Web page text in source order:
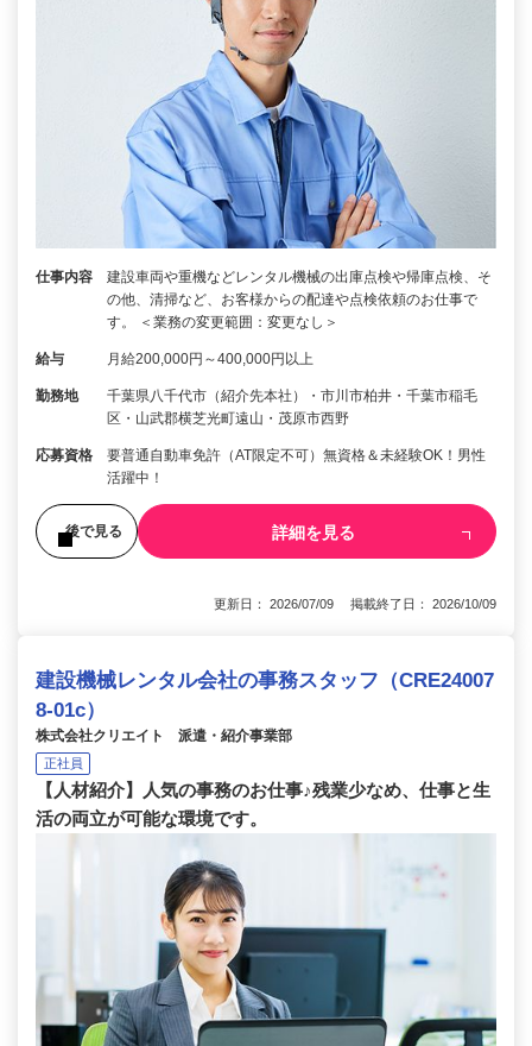
仕事内容
建設車両や重機などレンタル機械の出庫点検や帰庫点検、そ
の他、清掃など、お客様からの配達や点検依頼のお仕事で
す。 ＜業務の変更範囲：変更なし＞
給与 月給200,000円～400,000円以上
勤務地
千葉県八千代市（紹介先本社）・市川市柏井・千葉市稲毛
区・山武郡横芝光町遠山・茂原市西野
応募資格
要普通自動車免許（AT限定不可）無資格＆未経験OK！男性
活躍中！
後で見る 詳細を見る
更新日： 2026/07/09 掲載終了日： 2026/10/09
建設機械レンタル会社の事務スタッフ（CRE24007
8-01c）
株式会社クリエイト 派遣・紹介事業部
正社員
【人材紹介】人気の事務のお仕事♪残業少なめ、仕事と生
活の両立が可能な環境です。